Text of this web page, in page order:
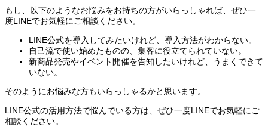
もし、以下のようなお悩みをお持ちの方がいらっしゃれば、ぜひ一
度LINEでお気軽にご相談ください。
LINE公式を導入してみたいけれど、導入方法がわからない。
自己流で使い始めたものの、集客に役立てられていない。
新商品発売やイベント開催を告知したいけれど、うまくできて
いない。
そのようにお悩みな方もいらっしゃるかと思います。
LINE公式の活用方法で悩んでいる方は、ぜひ一度LINEでお気軽にご
相談ください。